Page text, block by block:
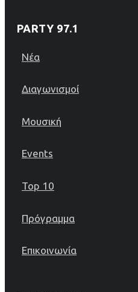
PARTY 97.1
Νέα
Διαγωνισμοί
Μουσική
Events
Top 10
Πρόγραμμα
Επικοινωνία